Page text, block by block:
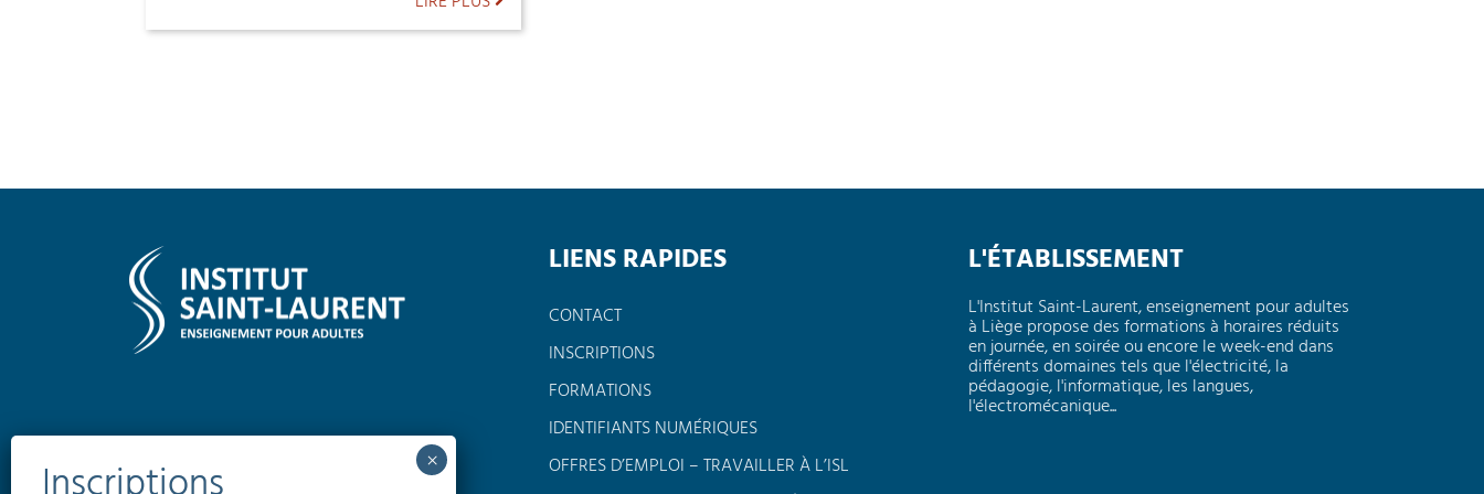
LIENS RAPIDES
CONTACT
INSCRIPTIONS
FORMATIONS
IDENTIFIANTS NUMÉRIQUES
OFFRES D’EMPLOI – TRAVAILLER À L’ISL
L'ÉTABLISSEMENT
L'Institut Saint-Laurent, enseignement pour adultes
à Liège propose des formations à horaires réduits
en journée, en soirée ou encore le week-end dans
différents domaines tels que l'électricité, la
pédagogie, l'informatique, les langues,
l'électromécanique...